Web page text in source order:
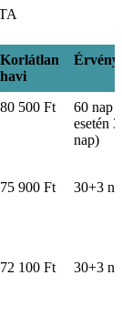
Korlátlan
havi
Korlátlan
havi
80 500 Ft
60 nap
esetén
nap)
75 900 Ft 30+3
72 100 Ft 30+3